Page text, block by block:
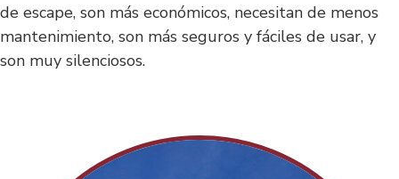
de escape, son más económicos, necesitan de menos
mantenimiento, son más seguros y fáciles de usar, y
son muy silenciosos.